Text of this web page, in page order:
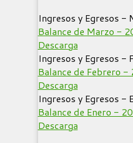
Ingresos y Egresos -
Balance de Marzo -
Descarga
Ingresos y Egresos -
Balance de Febrero
Descarga
Ingresos y Egresos -
Balance de Enero -
Descarga